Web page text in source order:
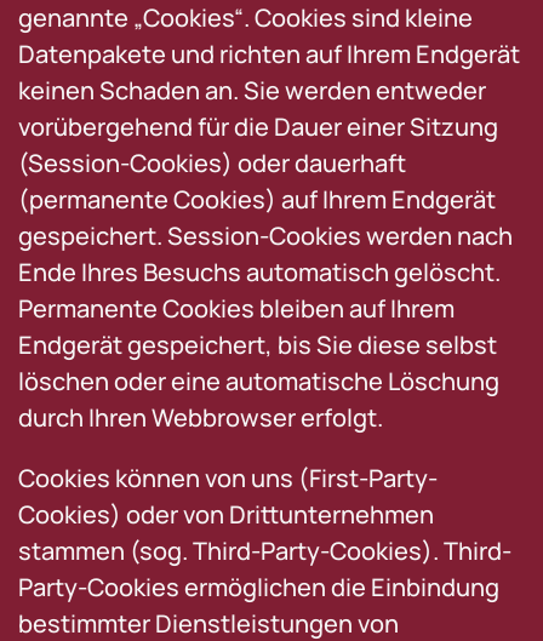
genannte „Cookies“. Cookies sind kleine
Datenpakete und richten auf Ihrem Endgerät
keinen Schaden an. Sie werden entweder
vorübergehend für die Dauer einer Sitzung
(Session-Cookies) oder dauerhaft
(permanente Cookies) auf Ihrem Endgerät
gespeichert. Session-Cookies werden nach
Ende Ihres Besuchs automatisch gelöscht.
Permanente Cookies bleiben auf Ihrem
Endgerät gespeichert, bis Sie diese selbst
löschen oder eine automatische Löschung
durch Ihren Webbrowser erfolgt.
Cookies können von uns (First-Party-
Cookies) oder von Drittunternehmen
stammen (sog. Third-Party-Cookies). Third-
Party-Cookies ermöglichen die Einbindung
bestimmter Dienstleistungen von